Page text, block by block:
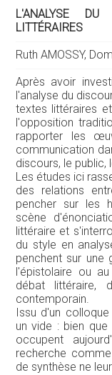
L'ANALYSE
LITTÉRAIRES
Ruth AMOSSY,
Après avoir
l'analyse du
textes littéraires
l'opposition
rapporter les
communication
discours, le public,
Les études ici
des relations
pencher sur les
scène
littéraire et
du style en
penchent sur
l'épistolaire ou
débat littéraire,
contemporain.
Issu d'un
un vide : bien
occupent
recherche
de synthèse ne